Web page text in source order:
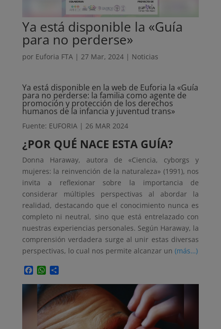
Ya está disponible la «Guía
para no perderse»
por Euforia FTA| 27 Mar, 2024| Noticias
Ya está disponible en la web de Euforia la «Guía
para no perderse: la familia como agente de
promoción y protección de los derechos
humanos de la infancia y juventud trans»
Fuente: EUFORIA | 26 MAR 2024
¿POR QUÉ NACE ESTA GUÍA?
Donna Haraway, autora de «Ciencia, cyborgs y
mujeres: la reinvención de la naturaleza» (1991), nos
invita a reflexionar sobre la importancia de
considerar múltiples perspectivas al abordar la
realidad, destacando que el conocimiento nunca es
completo ni neutral, sino que está entrelazado con
nuestras experiencias personales. Según Haraway, la
comprensión verdadera surge al unir estas diversas
perspectivas, lo cual nos permite alcanzar un (más…)
Facebook
WhatsApp
Compartir